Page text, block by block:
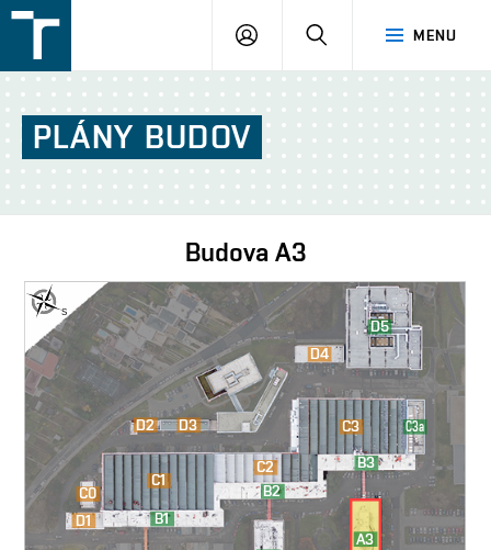
v
Brně
MENU
PŘIHLÁŠENÍ
PLÁNY BUDOV
Budova A3